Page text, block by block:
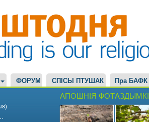
ФОРУМ СПІСЫ ПТУШАК Пра БАФК
АПОШНІЯ ФОТАЗДЫМКІ